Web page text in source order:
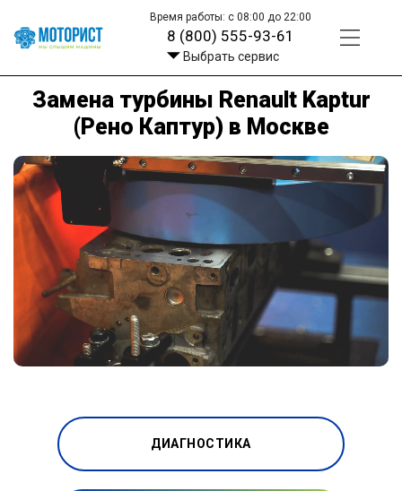
Время работы: с 08:00 до 22:00
8 (800) 555-93-61
Выбрать сервис
Замена турбины Renault Kaptur
(Рено Каптур) в Москве
ДИАГНОСТИКА